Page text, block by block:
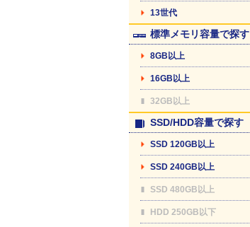
13世代
標準メモリ容量で探す
8GB以上
16GB以上
32GB以上
SSD/HDD容量で探す
SSD 120GB以上
SSD 240GB以上
SSD 480GB以上
HDD 250GB以下